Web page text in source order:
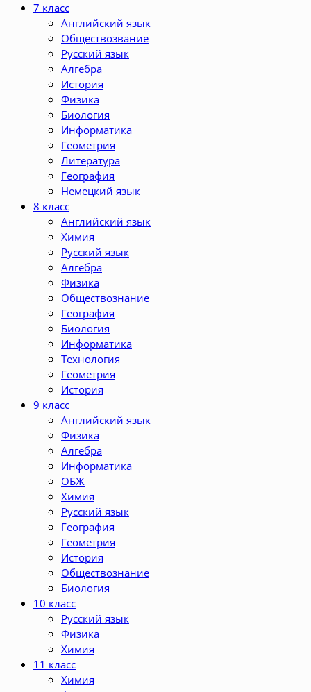
7 класс
Английский язык
Обществозвание
Русский язык
Алгебра
История
Физика
Биология
Информатика
Геометрия
Литература
География
Немецкий язык
8 класс
Английский язык
Химия
Русский язык
Алгебра
Физика
Обществознание
География
Биология
Информатика
Технология
Геометрия
История
9 класс
Английский язык
Физика
Алгебра
Информатика
ОБЖ
Химия
Русский язык
География
Геометрия
История
Обществознание
Биология
10 класс
Русский язык
Физика
Химия
11 класс
Химия